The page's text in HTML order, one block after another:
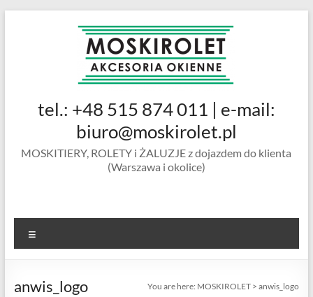
MOSKIROLET
siatki na
okienne |
ramkowe i
drzwiowe
tel.: +48 515 874 011 | e-mail:
biuro@moskirolet.pl
MOSKITIERY, ROLETY i ŻALUZJE z dojazdem do klienta
(Warszawa i okolice)
anwis_logo You are here: MOSKIROLET >anwis_logo